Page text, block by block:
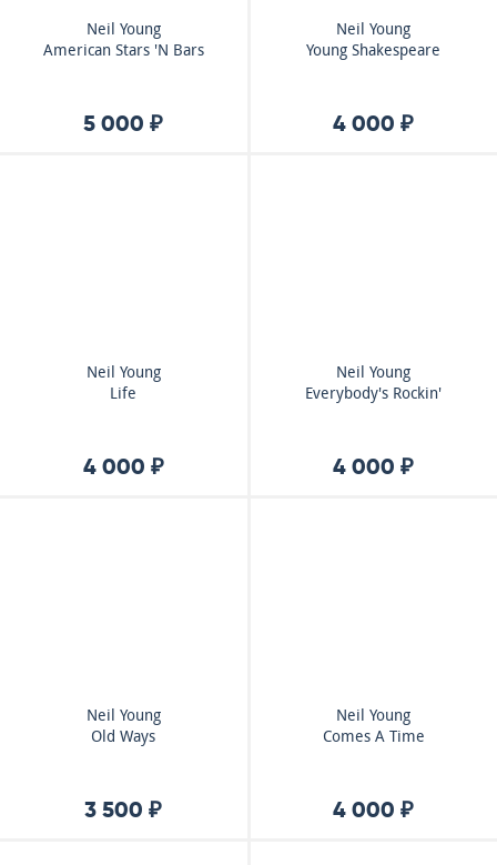
Neil Young
American Stars 'N Bars
5 000 ₽
Neil Young
Young Shakespeare
4 000 ₽
Neil Young
Life
4 000 ₽
Neil Young
Everybody's Rockin'
4 000 ₽
Neil Young
Old Ways
3 500 ₽
Neil Young
Comes A Time
4 000 ₽